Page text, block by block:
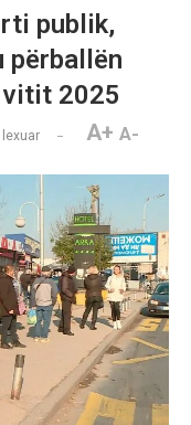
publik,
përballën
vitit 2025
lexuar A+ A-